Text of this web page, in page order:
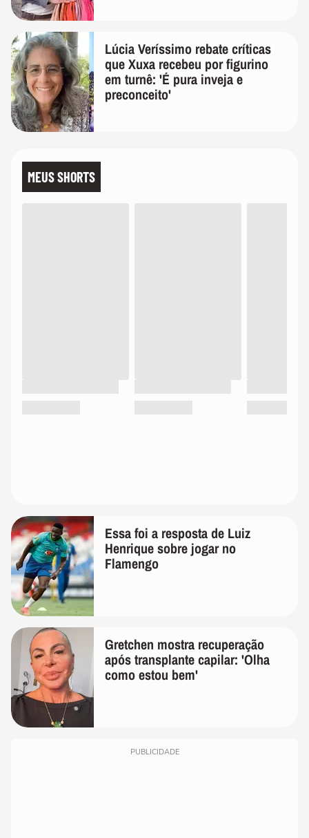
Lúcia Veríssimo rebate críticas
que Xuxa recebeu por figurino
em turnê: 'É pura inveja e
preconceito'
MEUS SHORTS
Essa foi a resposta de Luiz
Henrique sobre jogar no
Flamengo
Gretchen mostra recuperação
após transplante capilar: 'Olha
como estou bem'
PUBLICIDADE